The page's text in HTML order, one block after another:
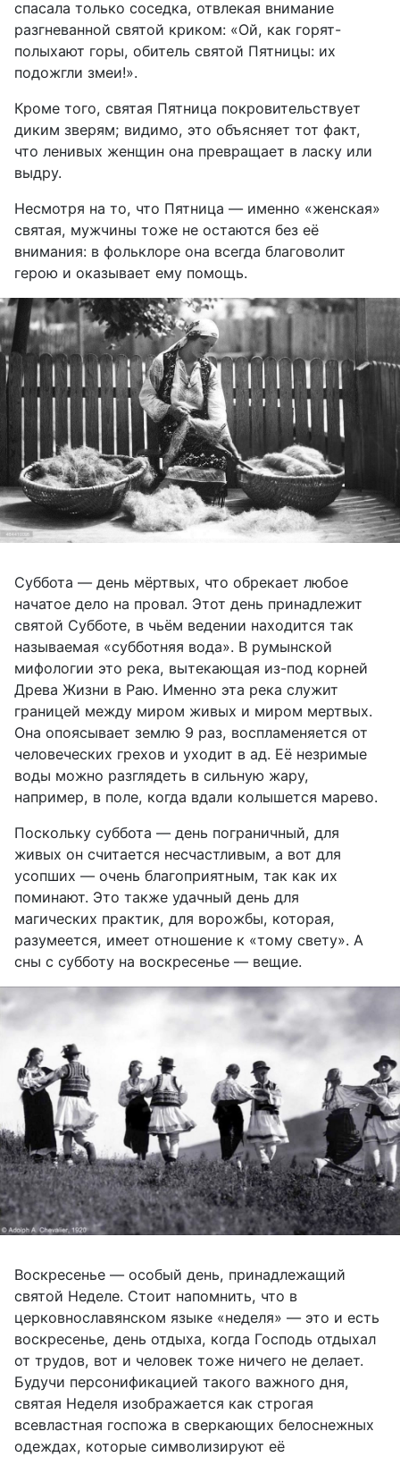
спасала только соседка, отвлекая внимание
разгневанной святой криком: «Ой, как горят-
полыхают горы, обитель святой Пятницы: их
подожгли змеи!».
Кроме того, святая Пятница покровительствует
диким зверям; видимо, это объясняет тот факт,
что ленивых женщин она превращает в ласку или
выдру.
Несмотря на то, что Пятница — именно «женская»
святая, мужчины тоже не остаются без её
внимания: в фольклоре она всегда благоволит
герою и оказывает ему помощь.
Суббота — день мёртвых, что обрекает любое
начатое дело на провал. Этот день принадлежит
святой Субботе, в чьём ведении находится так
называемая «субботняя вода». В румынской
мифологии это река, вытекающая из-под корней
Древа Жизни в Раю. Именно эта река служит
границей между миром живых и миром мертвых.
Она опоясывает землю 9 раз, воспламеняется от
человеческих грехов и уходит в ад. Её незримые
воды можно разглядеть в сильную жару,
например, в поле, когда вдали колышется марево.
Поскольку суббота — день пограничный, для
живых он считается несчастливым, а вот для
усопших — очень благоприятным, так как их
поминают. Это также удачный день для
магических практик, для ворожбы, которая,
разумеется, имеет отношение к «тому свету». А
сны с субботу на воскресенье — вещие.
Воскресенье — особый день, принадлежащий
святой Неделе. Стоит напомнить, что в
церковнославянском языке «неделя» — это и есть
воскресенье, день отдыха, когда Господь отдыхал
от трудов, вот и человек тоже ничего не делает.
Будучи персонификацией такого важного дня,
святая Неделя изображается как строгая
всевластная госпожа в сверкающих белоснежных
одеждах, которые символизируют её